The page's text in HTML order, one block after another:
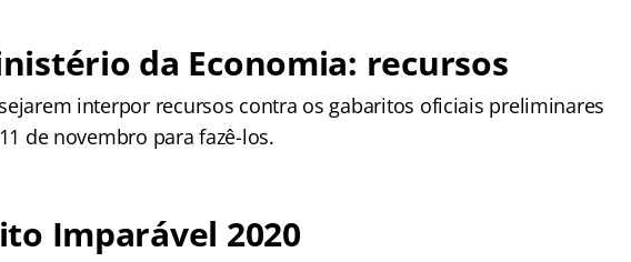
da Economia: recursos
interpor recursos contra os gabaritos oficiais preliminares
de novembro para fazê-los.
Imparável 2020